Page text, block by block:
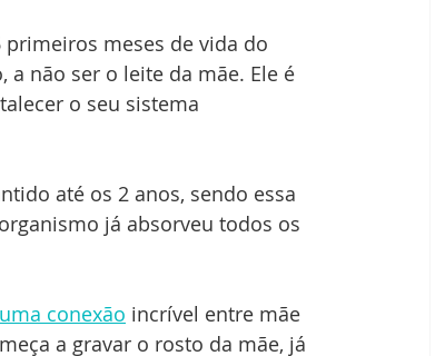
meses de vida do
não ser o leite da mãe. Ele é
o seu sistema
até os 2 anos, sendo essa
já absorveu todos os
conexão incrível entre mãe
a gravar o rosto da mãe, já